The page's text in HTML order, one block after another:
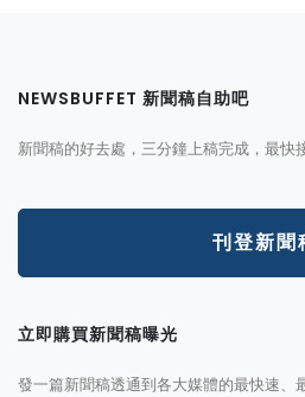
NEWSBUFFET 新聞稿自助吧
新聞稿的好去處，三分鐘上稿完成，最快
刊登新聞
立即購買新聞稿曝光
發一篇新聞稿透通到各大媒體的最快速、